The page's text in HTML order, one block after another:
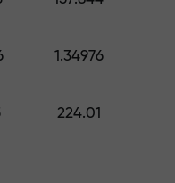
1.34976
224.01